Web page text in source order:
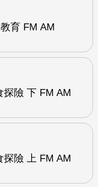
育 FM AM
探險 下 FM AM
探險 上 FM AM